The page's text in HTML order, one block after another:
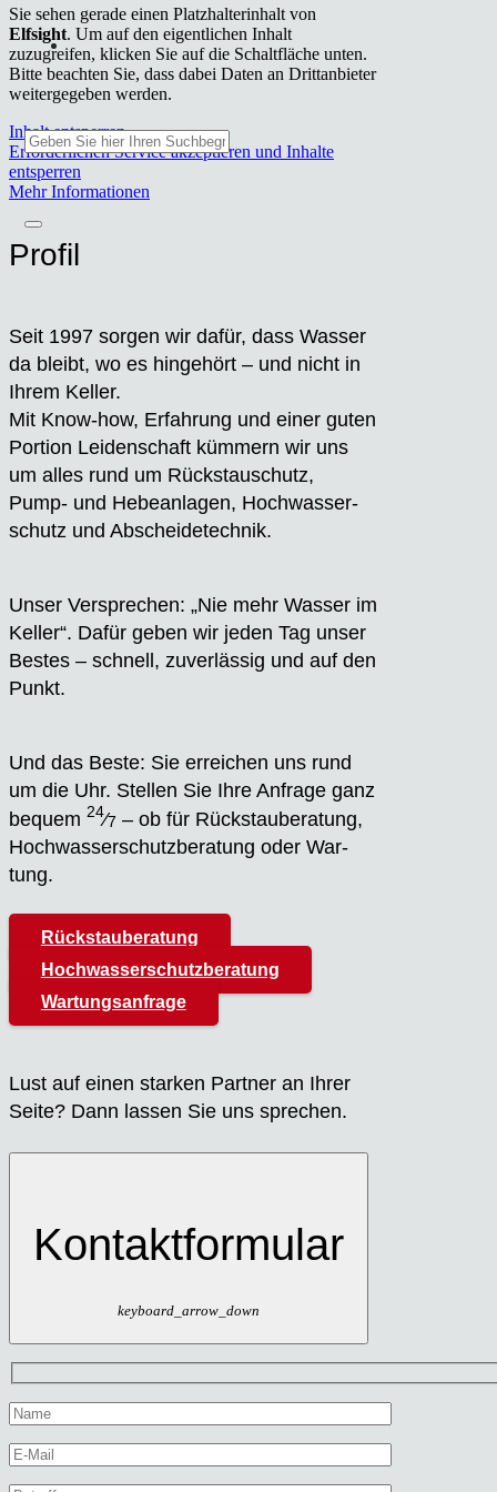
Sie sehen gerade einen Platzhalterinhalt von
Elfsight. Um auf den eigentlichen Inhalt
zuzugreifen, klicken Sie auf die Schaltfläche unten.
Bitte beachten Sie, dass dabei Daten an Drittanbieter
weitergegeben werden.
Inhalt entsperren
Erforderlichen Service akzeptieren und Inhalte
entsperren
Mehr Informationen
Pro­fil
Seit 1997 sor­gen wir dafür, dass Was­ser
da bleibt, wo es hin­ge­hört – und nicht in
Ihrem Kel­ler.
Mit Know-how, Erfah­rung und einer guten
Por­ti­on Lei­den­schaft küm­mern wir uns
um alles rund um Rückstau­schutz,
Pump- und Hebe­an­la­gen, Hoch­was­ser­
schutz und Abschei­de­tech­nik.
Unser Ver­spre­chen: „Nie mehr Was­ser im
Kel­ler“. Dafür geben wir jeden Tag unser
Bes­tes – schnell, zuver­läs­sig und auf den
Punkt.
Und das Bes­te: Sie errei­chen uns rund
um die Uhr. Stel­len Sie Ihre Anfra­ge ganz
bequem 24⁄7 – ob für Rück­stau­be­ra­tung,
Hoch­was­ser­schutz­be­ra­tung oder War­
tung.
Rückstauberatung
Hochwasserschutzberatung
Wartungsanfrage
Lust auf einen star­ken Part­ner an Ihrer
Sei­te? Dann las­sen Sie uns spre­chen.
Kontaktformular
keyboard_arrow_down